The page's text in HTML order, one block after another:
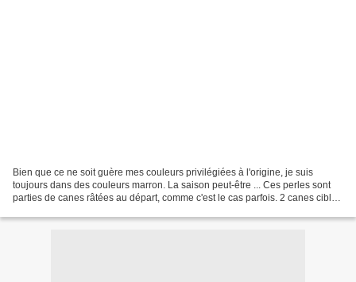
Bien que ce ne soit guère mes couleurs privilégiées à l'origine, je suis
toujours dans des couleurs marron. La saison peut-être ... Ces perles sont
parties de canes râtées au départ, comme c'est le cas parfois. 2 canes cible